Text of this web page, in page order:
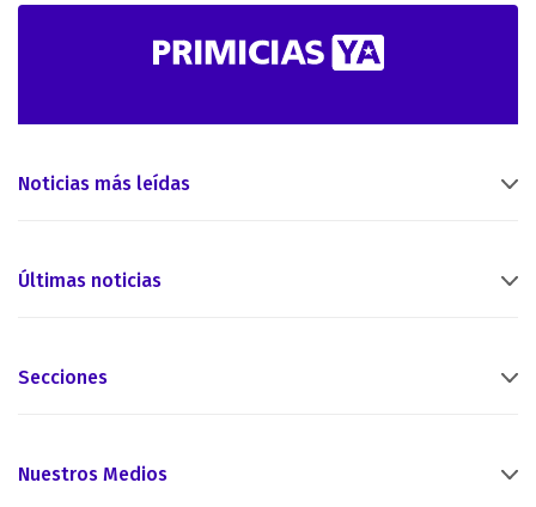
Noticias más leídas
Últimas noticias
Secciones
Nuestros Medios